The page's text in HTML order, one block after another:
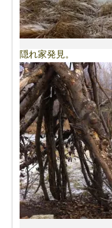
隠れ家発見。